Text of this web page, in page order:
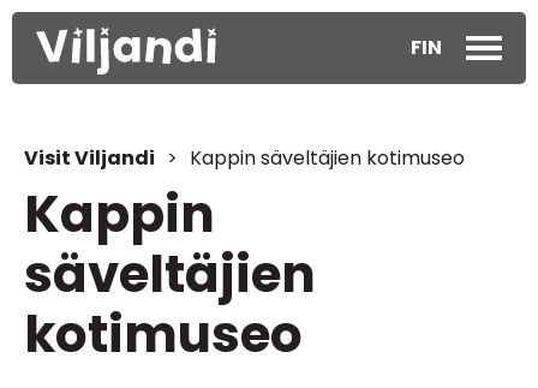
FIN
Visit Viljandi > Kappin säveltäjien kotimuseo
Kappin
säveltäjien
kotimuseo